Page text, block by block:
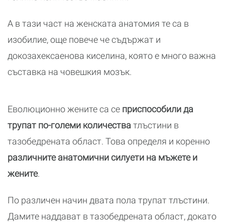
А в тази част на женската анатомия те са в
изобилие, още повече че съдържат и
докозахексаенова киселина, която е много важна
съставка на човешкия мозък.
Еволюционно жените са се приспособили да
трупат по-големи количества тлъстини в
тазобедрената област. Това определя и коренно
различните анатомични силуети на мъжете и
жените.
По различен начин двата пола трупат тлъстини.
Дамите наддават в тазобедрената област, докато